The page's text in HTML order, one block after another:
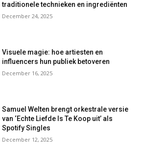
traditionele technieken en ingrediënten
December 24, 2025
Visuele magie: hoe artiesten en
influencers hun publiek betoveren
December 16, 2025
Samuel Welten brengt orkestrale versie
van ‘Echte Liefde Is Te Koop uit’ als
Spotify Singles
December 12, 2025